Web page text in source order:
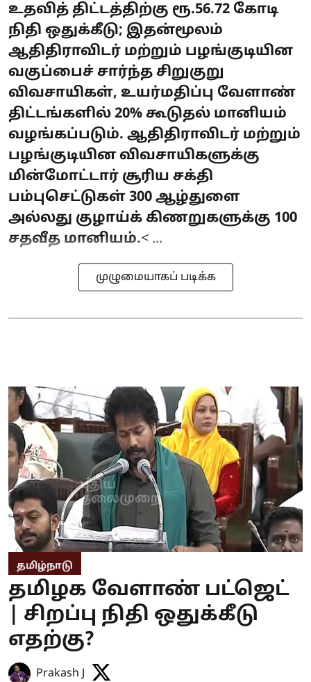
உதவித் திட்டத்திற்கு ரூ.56.72 கோடி
நிதி ஒதுக்கீடு; இதன்மூலம்
ஆதிதிராவிடர் மற்றும் பழங்குடியின
வகுப்பைச் சார்ந்த சிறுகுறு
விவசாயிகள், உயர்மதிப்பு வேளாண்
திட்டங்களில் 20% கூடுதல் மானியம்
வழங்கப்படும். ஆதிதிராவிடர் மற்றும்
பழங்குடியின விவசாயிகளுக்கு
மின்மோட்டார் சூரிய சக்தி
பம்புசெட்டுகள் 300 ஆழ்துளை
அல்லது குழாய்க் கிணறுகளுக்கு 100
சதவீத மானியம்.< ...
முழுமையாகப் படிக்க
தமிழ்நாடு
தமிழக வேளாண் பட்ஜெட்
| சிறப்பு நிதி ஒதுக்கீடு
எதற்கு?
Prakash J